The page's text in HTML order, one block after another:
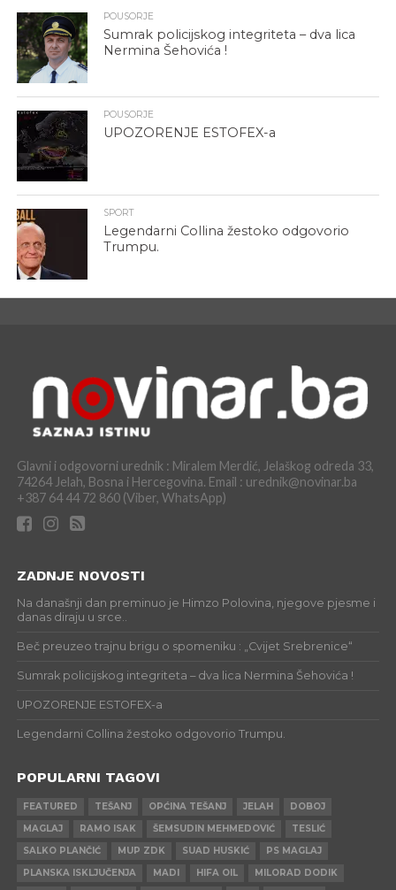
POUSORJE
Sumrak policijskog integriteta – dva lica
Nermina Šehovića !
POUSORJE
UPOZORENJE ESTOFEX-a
SPORT
Legendarni Collina žestoko odgovorio
Trumpu.
Glavni i odgovorni urednik : Miralem Merdić, Jelaškog odreda 33,
74264 Jelah, Bosna i Hercegovina. Email : urednik@novinar.ba
+387 64 44 72 860 (Viber, WhatsApp)
ZADNJE NOVOSTI
Na današnji dan preminuo je Himzo Polovina, njegove pjesme i
danas diraju u srce..
Beč preuzeo trajnu brigu o spomeniku : „Cvijet Srebrenice“
Sumrak policijskog integriteta – dva lica Nermina Šehovića !
UPOZORENJE ESTOFEX-a
Legendarni Collina žestoko odgovorio Trumpu.
POPULARNI TAGOVI
FEATURED TEŠANJ OPĆINA TEŠANJ JELAH
DOBOJ
MAGLAJ
RAMO ISAK ŠEMSUDIN MEHMEDOVIĆ
TESLIĆ
SALKO PLANČIĆ
MUP ZDK SUAD HUSKIĆ
PS MAGLAJ
PLANSKA ISKLJUČENJA
MADI HIFA OIL
MILORAD DODIK